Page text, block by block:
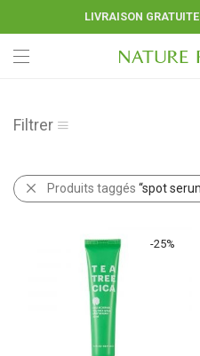
LIVRAISON
Filtrer
Produits taggés “spot
-25%